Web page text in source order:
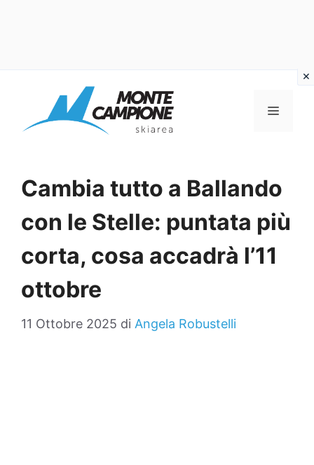
contenuto
MENU
Cambia tutto a Ballando
con le Stelle: puntata più
corta, cosa accadrà l’11
ottobre
11 Ottobre 2025 di Angela Robustelli